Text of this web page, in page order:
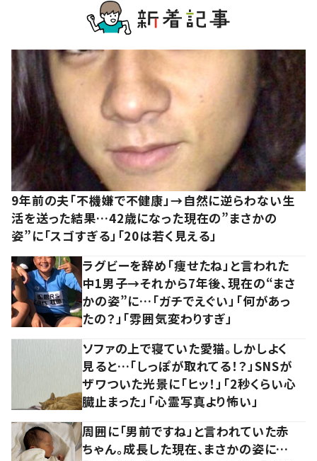
9年前の夫「不機嫌で不健康」→自然に逆らわない生
活を送った結果…42歳になった現在の”まさかの
姿”に「スゴすぎる」「20は若く見える」
ラグビーを辞め「痩せたね」と言われた
中1男子→それから7年後、現在の“まさ
かの姿”に…「ガチでえぐい」「何があっ
たの？」「雰囲気変わりすぎ」
ソファの上で寝ていた愛猫。しかしよく
見ると…「しっぽが取れてる！？」SNSが
ザワついた光景に「ヒッ！」「2秒くらい心
臓止まった」「心霊写真より怖い」
周囲に「男前ですね」と言われていた赤
ちゃん。成長した現在、まさかの姿に…